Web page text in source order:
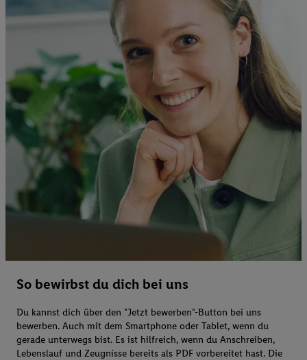
So bewirbst du dich bei uns
Du kannst dich über den "Jetzt bewerben"-Button bei uns
bewerben. Auch mit dem Smartphone oder Tablet, wenn du
gerade unterwegs bist. Es ist hilfreich, wenn du Anschreiben,
Lebenslauf und Zeugnisse bereits als PDF vorbereitet hast. Die